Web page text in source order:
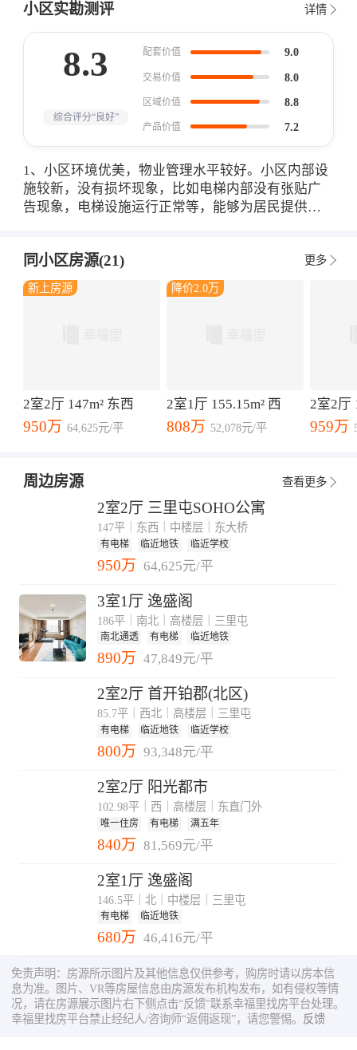
小区实勘测评 详情
8.3
综合评分“良好”
配套价值 9.0
交易价值 8.0
区域价值 8.8
产品价值 7.2
1、小区环境优美，物业管理水平较好。小区内部设
施较新，没有损坏现象，比如电梯内部没有张贴广
告现象，电梯设施运行正常等，能够为居民提供便
三居、四居户型，其中一居户型面积在114㎡-122㎡
之间，户型设计较好，是小区的主力户型，能够满
足购房者日常居住需求。 3、小区附近交通便利，距
湖公园、江东殿等，是人们日常休闲的好去处。
同小区房源(21) 更多
新上房源
2室2厅 147m² 东西
950万 64,625元/平
降价2.0万
2室1厅 155.15m² 西
808万 52,078元/平
2室2厅
959万
周边房源 查看更多
2室2厅 三里屯SOHO公寓
147平｜东西｜中楼层｜东大桥
有电梯 临近地铁 临近学校
950万 64,625元/平
3室1厅 逸盛阁
186平｜南北｜高楼层｜三里屯
南北通透 有电梯 临近地铁
890万 47,849元/平
2室2厅 首开铂郡(北区)
85.7平｜西北｜高楼层｜三里屯
有电梯 临近地铁 临近学校
800万 93,348元/平
2室2厅 阳光都市
102.98平｜西｜高楼层｜东直门外
唯一住房 有电梯 满五年
840万 81,569元/平
2室1厅 逸盛阁
146.5平｜北｜中楼层｜三里屯
有电梯 临近地铁
680万 46,416元/平
免责声明：房源所示图片及其他信息仅供参考，购房时请以房本信
息为准。图片、VR等房屋信息由房源发布机构发布，如有侵权等情
况，请在房源展示图片右下侧点击“反馈”联系幸福里找房平台处理。
幸福里找房平台禁止经纪人/咨询师“返佣返现”，请您警惕。 反馈